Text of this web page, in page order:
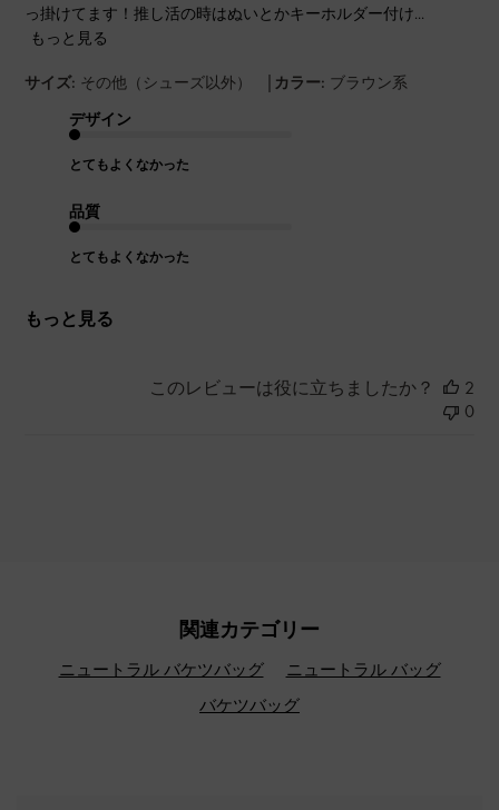
っ掛けてます！推し活の時はぬいとかキーホルダー付け...
もっと見る
サイズ: その他（シューズ以外） | カラー: ブラウン系
デザイン
とてもよくなかった
品質
とてもよくなかった
もっと見る
このレビューは役に立ちましたか？
2
0
関連カテゴリー
ニュートラル バケツバッグ
ニュートラル バッグ
バケツバッグ